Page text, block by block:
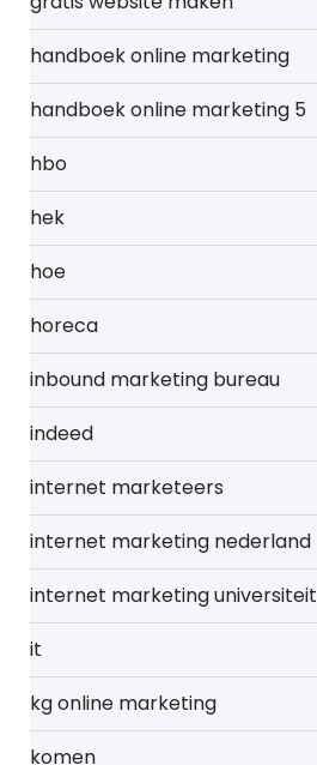
handboek online marketing
handboek online marketing 5
hbo
hek
hoe
horeca
inbound marketing bureau
indeed
internet marketeers
internet marketing nederland
internet marketing universiteit
it
kg online marketing
komen